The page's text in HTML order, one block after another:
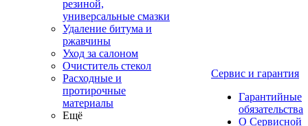
резиной,
универсальные смазки
Удаление битума и
ржавчины
Уход за салоном
Очиститель стекол
Расходные и
протирочные
материалы
Ещё
Сервис и гарантия
Гарантийные
обязательства
О Сервисной